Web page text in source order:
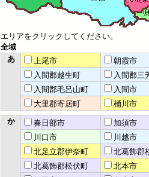
エリアをクリックしてください。
全域
あ
上尾市
朝霞市
入間郡越生町
入間郡三
入間郡毛呂山町
入間市
大里郡寄居町
桶川市
か
春日部市
加須市
川口市
川越市
北足立郡伊奈町
北葛飾郡
北葛飾郡松伏町
北本市